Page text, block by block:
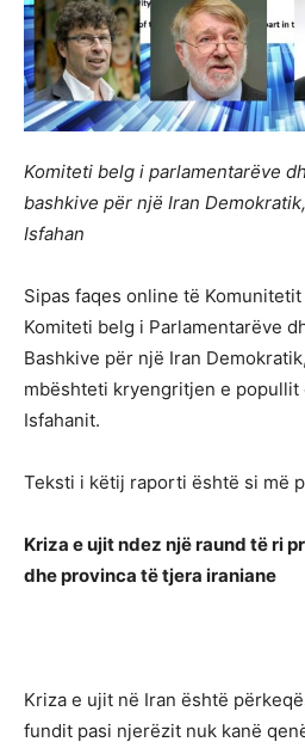
Komiteti belg i parlamentarëve
bashkive për një Iran
Isfahan
Sipas faqes online të
Komiteti belg i Parlamentarëve
Bashkive për një Iran
mbështeti kryengritjen e popullit
Isfahanit.
Teksti i këtij raporti është si më
Kriza e ujit ndez një raund të ri
dhe provinca të tjera iraniane
Kriza e ujit në Iran është
fundit pasi njerëzit nuk kanë